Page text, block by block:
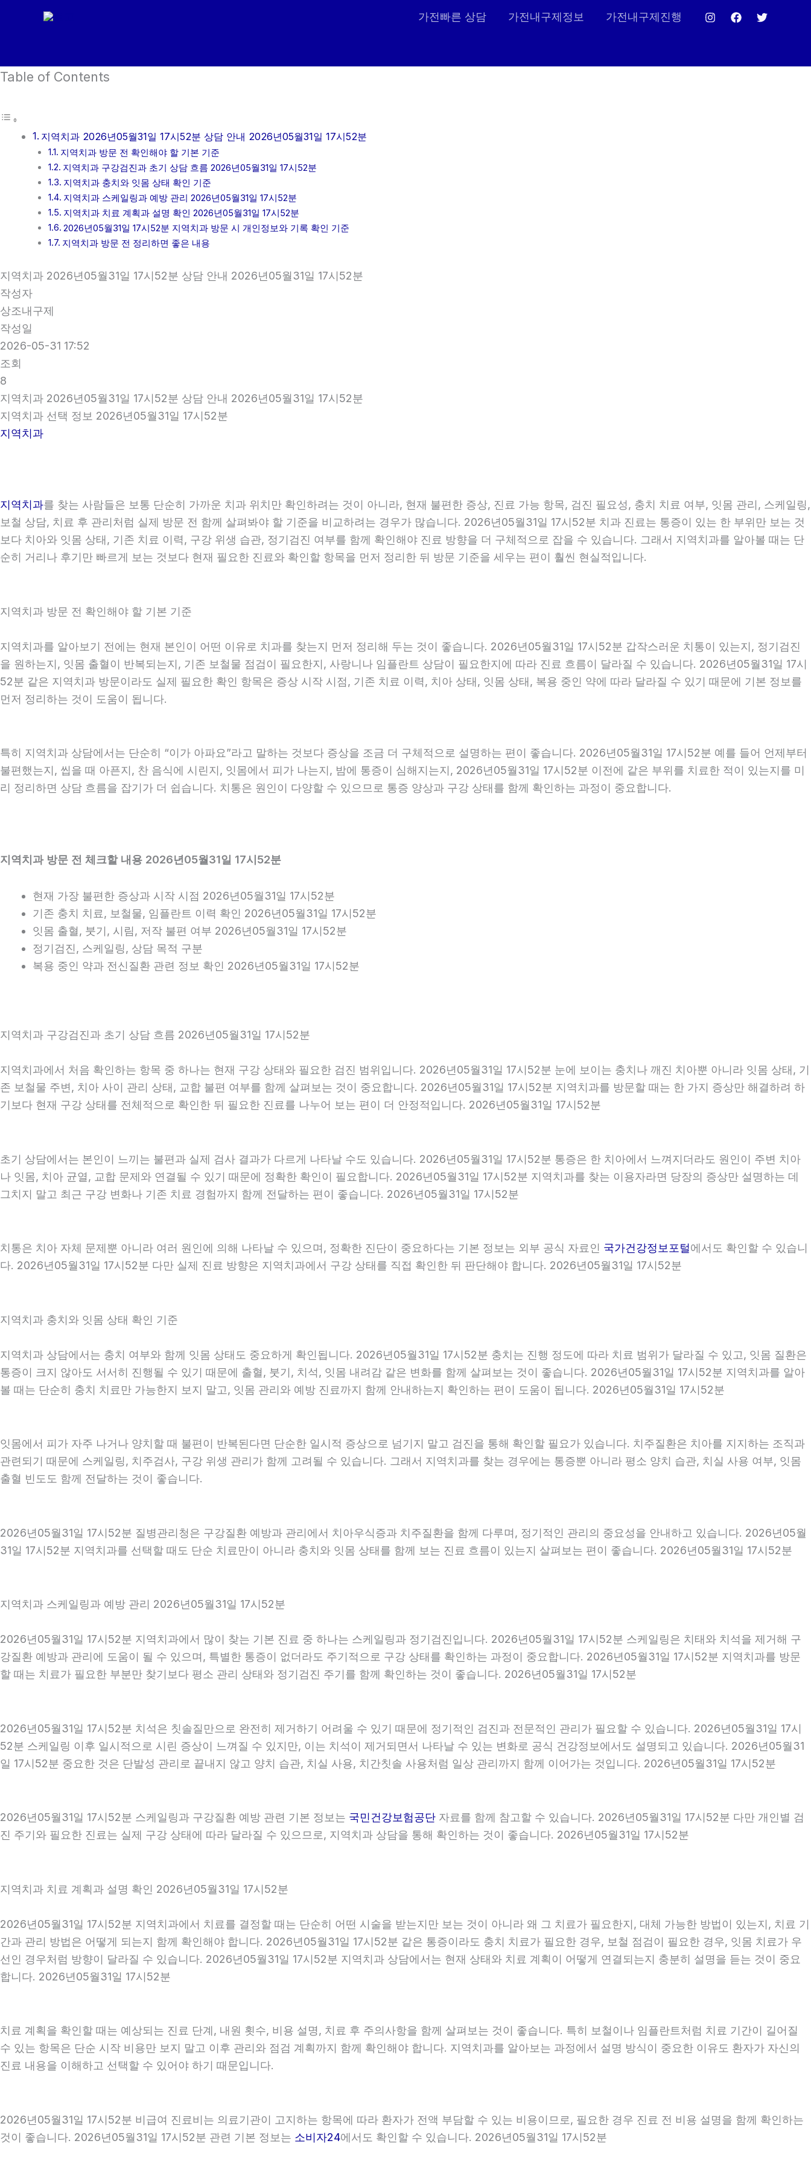
건
뛰
가전빠른 상담 가전내구제정보 가전내구제진행
Table of Contents
지역치과 2026년05월31일 17시52분 상담 안내 2026년05월31일 17시52분
지역치과 방문 전 확인해야 할 기본 기준
지역치과 구강검진과 초기 상담 흐름 2026년05월31일 17시52분
지역치과 충치와 잇몸 상태 확인 기준
지역치과 스케일링과 예방 관리 2026년05월31일 17시52분
지역치과 치료 계획과 설명 확인 2026년05월31일 17시52분
2026년05월31일 17시52분 지역치과 방문 시 개인정보와 기록 확인 기준
지역치과 방문 전 정리하면 좋은 내용
지역치과 2026년05월31일 17시52분 상담 안내 2026년05월31일 17시52분
작성자
상조내구제
작성일
2026-05-31 17:52
조회
8
지역치과 2026년05월31일 17시52분 상담 안내 2026년05월31일 17시52분
지역치과 선택 정보 2026년05월31일 17시52분
지역치과
지역치과를 찾는 사람들은 보통 단순히 가까운 치과 위치만 확인하려는 것이 아니라, 현재 불편한 증상, 진료 가능 항목, 검진 필요성, 충치 치료 여부, 잇몸 관리, 스케일링,
보철 상담, 치료 후 관리처럼 실제 방문 전 함께 살펴봐야 할 기준을 비교하려는 경우가 많습니다. 2026년05월31일 17시52분 치과 진료는 통증이 있는 한 부위만 보는 것
보다 치아와 잇몸 상태, 기존 치료 이력, 구강 위생 습관, 정기검진 여부를 함께 확인해야 진료 방향을 더 구체적으로 잡을 수 있습니다. 그래서 지역치과를 알아볼 때는 단
순히 거리나 후기만 빠르게 보는 것보다 현재 필요한 진료와 확인할 항목을 먼저 정리한 뒤 방문 기준을 세우는 편이 훨씬 현실적입니다.
지역치과 방문 전 확인해야 할 기본 기준
지역치과를 알아보기 전에는 현재 본인이 어떤 이유로 치과를 찾는지 먼저 정리해 두는 것이 좋습니다. 2026년05월31일 17시52분 갑작스러운 치통이 있는지, 정기검진
을 원하는지, 잇몸 출혈이 반복되는지, 기존 보철물 점검이 필요한지, 사랑니나 임플란트 상담이 필요한지에 따라 진료 흐름이 달라질 수 있습니다. 2026년05월31일 17시
52분 같은 지역치과 방문이라도 실제 필요한 확인 항목은 증상 시작 시점, 기존 치료 이력, 치아 상태, 잇몸 상태, 복용 중인 약에 따라 달라질 수 있기 때문에 기본 정보를
먼저 정리하는 것이 도움이 됩니다.
특히 지역치과 상담에서는 단순히 “이가 아파요”라고 말하는 것보다 증상을 조금 더 구체적으로 설명하는 편이 좋습니다. 2026년05월31일 17시52분 예를 들어 언제부터
불편했는지, 씹을 때 아픈지, 찬 음식에 시린지, 잇몸에서 피가 나는지, 밤에 통증이 심해지는지, 2026년05월31일 17시52분 이전에 같은 부위를 치료한 적이 있는지를 미
리 정리하면 상담 흐름을 잡기가 더 쉽습니다. 치통은 원인이 다양할 수 있으므로 통증 양상과 구강 상태를 함께 확인하는 과정이 중요합니다.
지역치과 방문 전 체크할 내용 2026년05월31일 17시52분
현재 가장 불편한 증상과 시작 시점 2026년05월31일 17시52분
기존 충치 치료, 보철물, 임플란트 이력 확인 2026년05월31일 17시52분
잇몸 출혈, 붓기, 시림, 저작 불편 여부 2026년05월31일 17시52분
정기검진, 스케일링, 상담 목적 구분
복용 중인 약과 전신질환 관련 정보 확인 2026년05월31일 17시52분
지역치과 구강검진과 초기 상담 흐름 2026년05월31일 17시52분
지역치과에서 처음 확인하는 항목 중 하나는 현재 구강 상태와 필요한 검진 범위입니다. 2026년05월31일 17시52분 눈에 보이는 충치나 깨진 치아뿐 아니라 잇몸 상태, 기
존 보철물 주변, 치아 사이 관리 상태, 교합 불편 여부를 함께 살펴보는 것이 중요합니다. 2026년05월31일 17시52분 지역치과를 방문할 때는 한 가지 증상만 해결하려 하
기보다 현재 구강 상태를 전체적으로 확인한 뒤 필요한 진료를 나누어 보는 편이 더 안정적입니다. 2026년05월31일 17시52분
초기 상담에서는 본인이 느끼는 불편과 실제 검사 결과가 다르게 나타날 수도 있습니다. 2026년05월31일 17시52분 통증은 한 치아에서 느껴지더라도 원인이 주변 치아
나 잇몸, 치아 균열, 교합 문제와 연결될 수 있기 때문에 정확한 확인이 필요합니다. 2026년05월31일 17시52분 지역치과를 찾는 이용자라면 당장의 증상만 설명하는 데
그치지 말고 최근 구강 변화나 기존 치료 경험까지 함께 전달하는 편이 좋습니다. 2026년05월31일 17시52분
치통은 치아 자체 문제뿐 아니라 여러 원인에 의해 나타날 수 있으며, 정확한 진단이 중요하다는 기본 정보는 외부 공식 자료인 국가건강정보포털에서도 확인할 수 있습니
다. 2026년05월31일 17시52분 다만 실제 진료 방향은 지역치과에서 구강 상태를 직접 확인한 뒤 판단해야 합니다. 2026년05월31일 17시52분
지역치과 충치와 잇몸 상태 확인 기준
지역치과 상담에서는 충치 여부와 함께 잇몸 상태도 중요하게 확인됩니다. 2026년05월31일 17시52분 충치는 진행 정도에 따라 치료 범위가 달라질 수 있고, 잇몸 질환은
통증이 크지 않아도 서서히 진행될 수 있기 때문에 출혈, 붓기, 치석, 잇몸 내려감 같은 변화를 함께 살펴보는 것이 좋습니다. 2026년05월31일 17시52분 지역치과를 알아
볼 때는 단순히 충치 치료만 가능한지 보지 말고, 잇몸 관리와 예방 진료까지 함께 안내하는지 확인하는 편이 도움이 됩니다. 2026년05월31일 17시52분
잇몸에서 피가 자주 나거나 양치할 때 불편이 반복된다면 단순한 일시적 증상으로 넘기지 말고 검진을 통해 확인할 필요가 있습니다. 치주질환은 치아를 지지하는 조직과
관련되기 때문에 스케일링, 치주검사, 구강 위생 관리가 함께 고려될 수 있습니다. 그래서 지역치과를 찾는 경우에는 통증뿐 아니라 평소 양치 습관, 치실 사용 여부, 잇몸
출혈 빈도도 함께 전달하는 것이 좋습니다.
2026년05월31일 17시52분 질병관리청은 구강질환 예방과 관리에서 치아우식증과 치주질환을 함께 다루며, 정기적인 관리의 중요성을 안내하고 있습니다. 2026년05월
31일 17시52분 지역치과를 선택할 때도 단순 치료만이 아니라 충치와 잇몸 상태를 함께 보는 진료 흐름이 있는지 살펴보는 편이 좋습니다. 2026년05월31일 17시52분
지역치과 스케일링과 예방 관리 2026년05월31일 17시52분
2026년05월31일 17시52분 지역치과에서 많이 찾는 기본 진료 중 하나는 스케일링과 정기검진입니다. 2026년05월31일 17시52분 스케일링은 치태와 치석을 제거해 구
강질환 예방과 관리에 도움이 될 수 있으며, 특별한 통증이 없더라도 주기적으로 구강 상태를 확인하는 과정이 중요합니다. 2026년05월31일 17시52분 지역치과를 방문
할 때는 치료가 필요한 부분만 찾기보다 평소 관리 상태와 정기검진 주기를 함께 확인하는 것이 좋습니다. 2026년05월31일 17시52분
2026년05월31일 17시52분 치석은 칫솔질만으로 완전히 제거하기 어려울 수 있기 때문에 정기적인 검진과 전문적인 관리가 필요할 수 있습니다. 2026년05월31일 17시
52분 스케일링 이후 일시적으로 시린 증상이 느껴질 수 있지만, 이는 치석이 제거되면서 나타날 수 있는 변화로 공식 건강정보에서도 설명되고 있습니다. 2026년05월31
일 17시52분 중요한 것은 단발성 관리로 끝내지 않고 양치 습관, 치실 사용, 치간칫솔 사용처럼 일상 관리까지 함께 이어가는 것입니다. 2026년05월31일 17시52분
2026년05월31일 17시52분 스케일링과 구강질환 예방 관련 기본 정보는 국민건강보험공단 자료를 함께 참고할 수 있습니다. 2026년05월31일 17시52분 다만 개인별 검
진 주기와 필요한 진료는 실제 구강 상태에 따라 달라질 수 있으므로, 지역치과 상담을 통해 확인하는 것이 좋습니다. 2026년05월31일 17시52분
지역치과 치료 계획과 설명 확인 2026년05월31일 17시52분
2026년05월31일 17시52분 지역치과에서 치료를 결정할 때는 단순히 어떤 시술을 받는지만 보는 것이 아니라 왜 그 치료가 필요한지, 대체 가능한 방법이 있는지, 치료 기
간과 관리 방법은 어떻게 되는지 함께 확인해야 합니다. 2026년05월31일 17시52분 같은 통증이라도 충치 치료가 필요한 경우, 보철 점검이 필요한 경우, 잇몸 치료가 우
선인 경우처럼 방향이 달라질 수 있습니다. 2026년05월31일 17시52분 지역치과 상담에서는 현재 상태와 치료 계획이 어떻게 연결되는지 충분히 설명을 듣는 것이 중요
합니다. 2026년05월31일 17시52분
치료 계획을 확인할 때는 예상되는 진료 단계, 내원 횟수, 비용 설명, 치료 후 주의사항을 함께 살펴보는 것이 좋습니다. 특히 보철이나 임플란트처럼 치료 기간이 길어질
수 있는 항목은 단순 시작 비용만 보지 말고 이후 관리와 점검 계획까지 함께 확인해야 합니다. 지역치과를 알아보는 과정에서 설명 방식이 중요한 이유도 환자가 자신의
진료 내용을 이해하고 선택할 수 있어야 하기 때문입니다.
2026년05월31일 17시52분 비급여 진료비는 의료기관이 고지하는 항목에 따라 환자가 전액 부담할 수 있는 비용이므로, 필요한 경우 진료 전 비용 설명을 함께 확인하는
것이 좋습니다. 2026년05월31일 17시52분 관련 기본 정보는 소비자24에서도 확인할 수 있습니다. 2026년05월31일 17시52분